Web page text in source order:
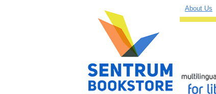
About Us